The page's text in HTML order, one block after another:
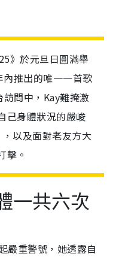
》於元旦日圓滿舉
推出的唯一一首歌
問中，Kay難掩激
己身體狀況的嚴峻
以及面對老友方大
擊。
一共六次
嚴重警號，她透露自